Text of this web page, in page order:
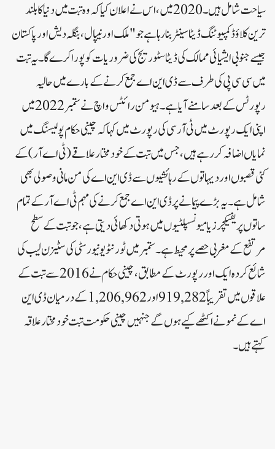
سیاحت شامل ہیں۔ 2020 میں، اس نے اعلان کیا کہ وہ تبت میں دنیا کا بلند
ترین کلاؤڈ کمپیوٹنگ ڈیٹا سینٹر بنا رہا ہے جو "ملک اور نیپال، بنگلہ دیش اور پاکستان
جیسے جنوبی ایشیائی ممالک کی ڈیٹا سٹوریج کی ضروریات کو پورا کرے گا۔ یہ تبت
میں سی سی پی کی طرف سے ڈی این اے جمع کرنے کے بارے میں حالیہ
رپورٹس کے بعد سامنے آیا ہے۔ ہیومن رائٹس واچ نے ستمبر 2022 میں
اپنی ایک رپورٹ میں ٹی آر سی کی رپورٹ میں کہا کہ چینی حکام پولیسنگ میں
نمایاں اضافہ کر رہے ہیں، جس میں تبت کے خود مختار علاقے ( ٹی اے آر ) کے
کئی قصبوں اور دیہاتوں کے رہائشیوں سے ڈی این اے کی من مانی وصولی بھی
شامل ہے۔ یہ بڑے پیمانے پر ڈی این اے جمع کرنے کی مہم ٹی اے آر کے تمام
ساتوں پریفیکچرز یا میونسپلٹیوں میں ہوتی دکھائی دیتی ہے، جو تبت کے سطح
مرتفع کے مغربی حصے پر محیط ہے۔ ستمبر میں ٹورنٹو یونیورسٹی کی سٹیزن لیب کی
شائع کردہ ایک اور رپورٹ کے مطابق، چینی حکام نے 2016 سے تبت کے
علاقوں میں تقریباً 919,282 اور 1,206,962 کے درمیان ڈی این
اے کے نمونے اکٹھے کیے ہوں گے جنہیں چینی حکومت تبت خود مختار علاقہ
کہتے ہیں۔